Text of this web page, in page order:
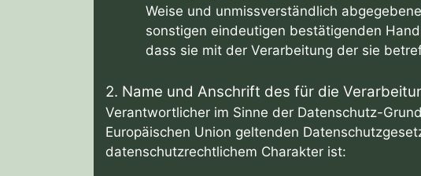
Weise und unmissverständlich
sonstigen eindeutigen bestätigenden
dass sie mit der Verarbeitung der sie
2. Name und Anschrift des für die
Verantwortlicher im Sinne der Datenschutz-
Europäischen Union geltenden
datenschutzrechtlichem Charakter ist: